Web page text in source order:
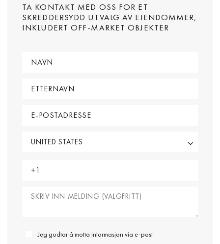
TA KONTAKT MED OSS FOR ET
SKREDDERSYDD UTVALG AV EIENDOMMER,
INKLUDERT OFF-MARKET OBJEKTER
Jeg godtar å motta informasjon via e-post